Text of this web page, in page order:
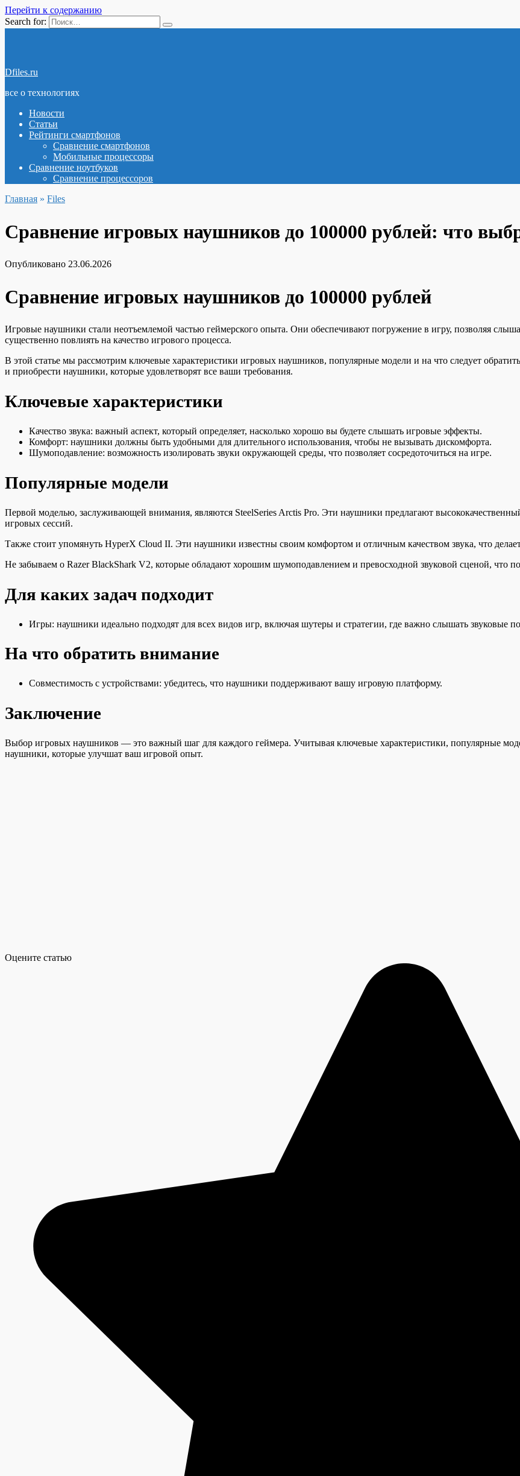
Перейти к содержанию
Search for:
Dfiles.ru
все о технологиях
Новости
Статьи
Рейтинги смартфонов
Сравнение смартфонов
Мобильные процессоры
Сравнение ноутбуков
Сравнение процессоров
Главная » Files
Сравнение игровых наушников до 100000 рублей: что
Опубликовано 23.06.2026
Сравнение игровых наушников до 100000 рублей
Игровые наушники стали неотъемлемой частью геймерского опыта. Они обеспечивают погружение в игру, позволяя
существенно повлиять на качество игрового процесса.
В этой статье мы рассмотрим ключевые характеристики игровых наушников, популярные модели и на что следует
и приобрести наушники, которые удовлетворят все ваши требования.
Ключевые характеристики
Качество звука: важный аспект, который определяет, насколько хорошо вы будете слышать игровые эффекты.
Комфорт: наушники должны быть удобными для длительного использования, чтобы не вызывать дискомфорта.
Шумоподавление: возможность изолировать звуки окружающей среды, что позволяет сосредоточиться на игре.
Популярные модели
Первой моделью, заслуживающей внимания, являются SteelSeries Arctis Pro. Эти наушники предлагают
игровых сессий.
Также стоит упомянуть HyperX Cloud II. Эти наушники известны своим комфортом и отличным качеством звука, что
Не забываем о Razer BlackShark V2, которые обладают хорошим шумоподавлением и превосходной звуковой сценой, что
Для каких задач подходит
Игры: наушники идеально подходят для всех видов игр, включая шутеры и стратегии, где важно слышать звуковые
На что обратить внимание
Совместимость с устройствами: убедитесь, что наушники поддерживают вашу игровую платформу.
Заключение
Выбор игровых наушников — это важный шаг для каждого геймера. Учитывая ключевые характеристики, популярные
наушники, которые улучшат ваш игровой опыт.
Оцените статью